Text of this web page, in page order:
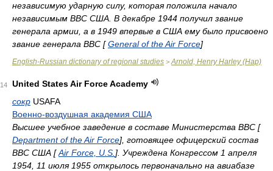
независимую ударную силу, которая положила начало
независимым ВВС США. В декабре 1944 получил звание
генерала армии, а в 1949 впервые в США ему было присвоено
звание генерала ВВС [General of the Air Force]
English-Russian dictionary of regional studies > Arnold, Henry Harley (Hap)
14
United States Air Force Academy
сокр USAFA
Военно-воздушная академия США
Высшее учебное заведение в составе Министерства ВВС [
Department of the Air Force], готовящее офицерский состав
ВВС США [Air Force, U.S. ]. Учреждена Конгрессом 1 апреля
1954, 11 июля 1955 открылось первоначально на авиабазе